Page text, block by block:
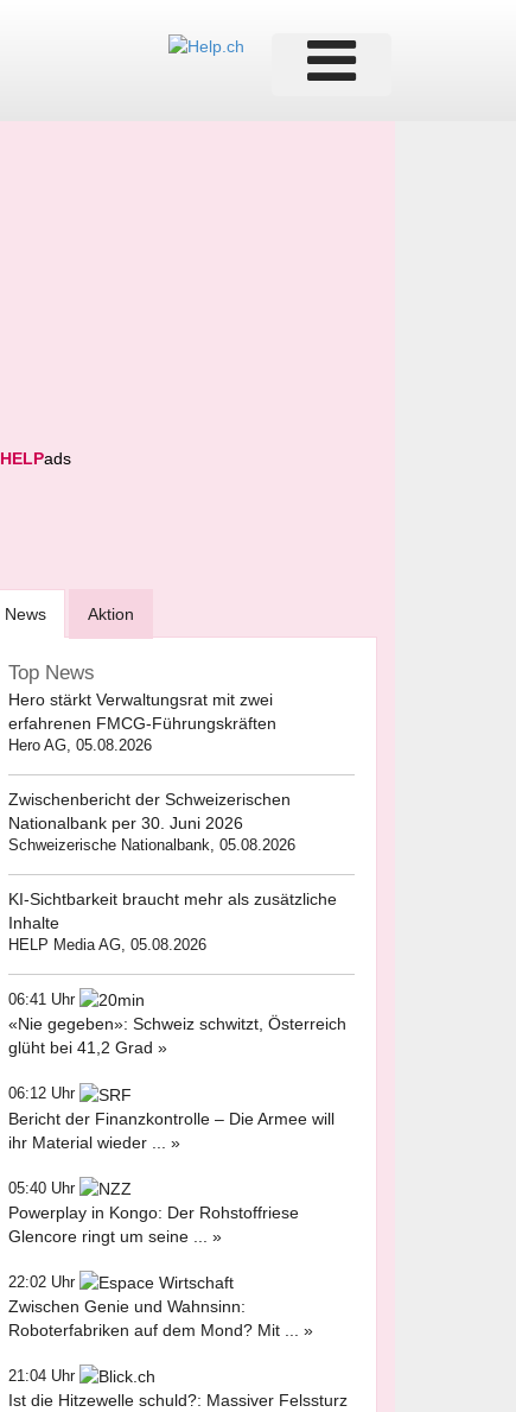
HELPads
News Aktion
Top News
Hero stärkt Verwaltungsrat mit zwei
erfahrenen FMCG-Führungskräften
Hero AG, 05.08.2026
Zwischenbericht der Schweizerischen
Nationalbank per 30. Juni 2026
Schweizerische Nationalbank, 05.08.2026
KI-Sichtbarkeit braucht mehr als zusätzliche
Inhalte
HELP Media AG, 05.08.2026
06:41 Uhr
«Nie gegeben»: Schweiz schwitzt, Österreich
glüht bei 41,2 Grad »
06:12 Uhr
Bericht der Finanzkontrolle – Die Armee will
ihr Material wieder ... »
05:40 Uhr
Powerplay in Kongo: Der Rohstoffriese
Glencore ringt um seine ... »
22:02 Uhr
Zwischen Genie und Wahnsinn:
Roboterfabriken auf dem Mond? Mit ... »
21:04 Uhr
Ist die Hitzewelle schuld?: Massiver Felssturz